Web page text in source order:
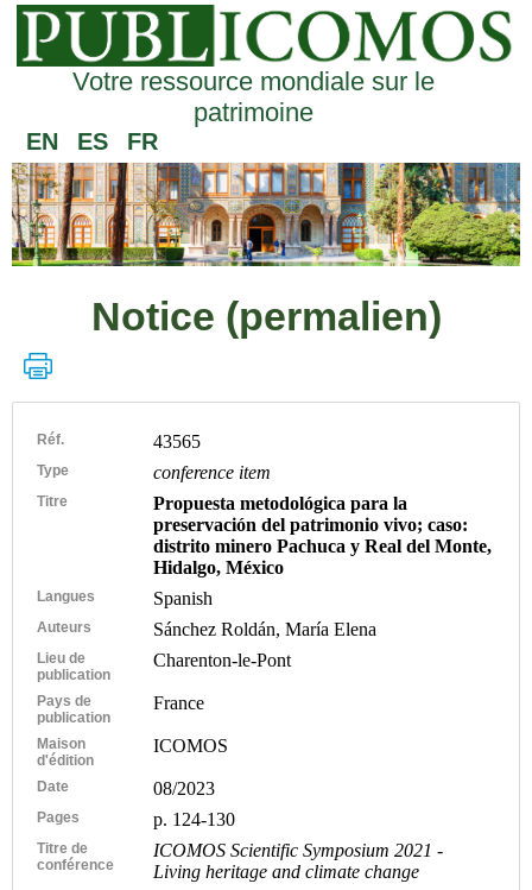
Votre ressource mondiale sur le
patrimoine
EN ES FR
Notice (permalien)
Réf. 43565
Type conference item
Titre
Propuesta metodológica para la
preservación del patrimonio vivo; caso:
distrito minero Pachuca y Real del Monte,
Hidalgo, México
Langues Spanish
Auteurs Sánchez Roldán, María Elena
Lieu de
publication
Charenton-le-Pont
Pays de
publication
France
Maison
d'édition
ICOMOS
Date 08/2023
Pages p. 124-130
Titre de
conférence
ICOMOS Scientific Symposium 2021 -
Living heritage and climate change